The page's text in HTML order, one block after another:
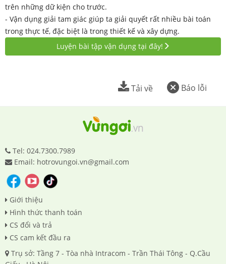
trên những dữ kiện cho trước.
- Vận dụng giải tam giác giúp ta giải quyết rất nhiều bài toán
trong thực tế, đặc biệt là trong thiết kế và xây dựng.
Luyện bài tập vận dụng tại đây!
Báo lỗi
Tải về
Tel: 024.7300.7989
Email: hotrovungoi.vn@gmail.com
Giới thiệu
Hình thức thanh toán
CS đổi và trả
CS cam kết đầu ra
Trụ sở: Tầng 7 - Tòa nhà Intracom - Trần Thái Tông - Q.Cầu